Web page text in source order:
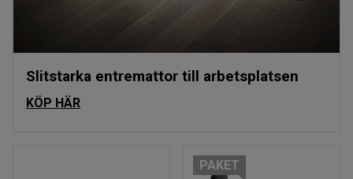
Slitstarka entremattor till arbetsplatsen
KÖP HÄR
PAKET